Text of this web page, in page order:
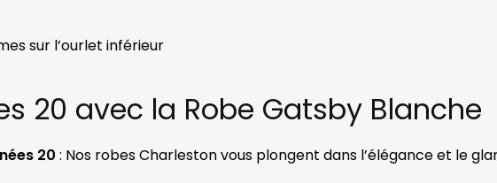
sur l’ourlet inférieur
20 avec la Robe Gatsby Blanche
20 : Nos robes Charleston vous plongent dans l’élégance et le